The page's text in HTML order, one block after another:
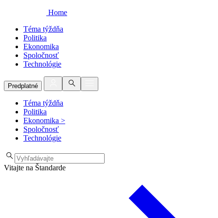
Home
Téma týždňa
Politika
Ekonomika
Spoločnosť
Technológie
Predplatné
Téma týždňa
Politika
Ekonomika >
Spoločnosť
Technológie
Vitajte na Štandarde